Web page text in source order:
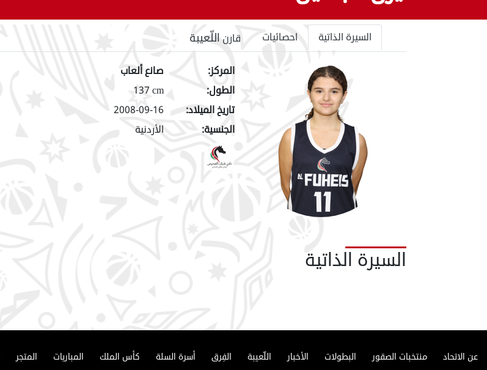
السيرة الذاتية احصائيات قارن اللّعيبة
المركز:
صانع ألعاب
الطول:
137 cm
تاريخ الميلاد:
2008-09-16
الجنسية:
الأردنية
السيرة الذاتية
عن الاتحاد منتخبات الصقور البطولات الأخبار اللّعيبة الفِرق أسرة السلة كأس الملك المباريات المتجر